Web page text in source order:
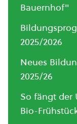
Bauernhof"
2025/2026
Neues
2025/26
So fängt der
Bio-